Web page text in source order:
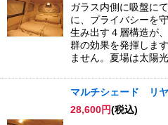
ガラス内側に吸盤に
に、プライバシーを
生み出す４層構造が
群の効果を発揮しま
ません。夏場は太陽
マルチシェード リ
28,600円(税込)